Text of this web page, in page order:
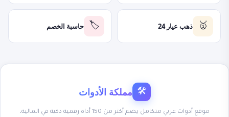
🥇 ذهب عيار 24 🏷️ حاسبة الخصم
🛠 مملكة الأدوات
موقع أدوات عربي متكامل يضم أكثر من 150 أداة رقمية ذكية في المالية،